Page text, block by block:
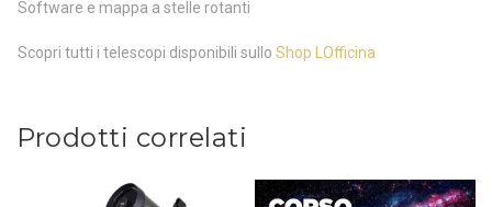
Software e mappa a stelle rotanti
Scopri tutti i telescopi disponibili sullo Shop LOfficina
Prodotti correlati